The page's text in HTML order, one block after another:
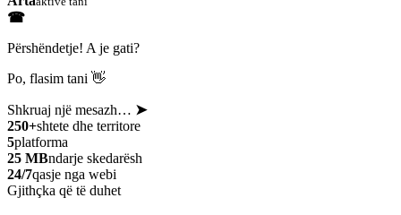
☎
Përshëndetje! A je gati?
Po, flasim tani 👋
Shkruaj një mesazh… ➤
250+shtete dhe territore
5platforma
25 MBndarje skedarësh
24/7qasje nga webi
Gjithçka që të duhet